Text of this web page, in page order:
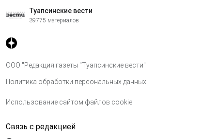
Туапсинские вести
39775 материалов
ООО "Редакция газеты "Туапсинские вести"
Политика обработки персональных данных
Использование сайтом файлов cookie
Связь с редакцией